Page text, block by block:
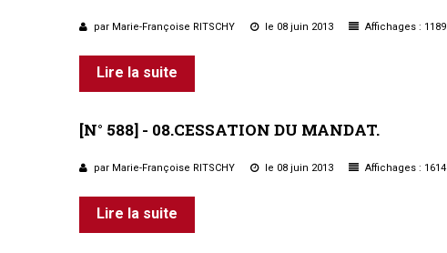
par Marie-Françoise RITSCHY le 08 juin 2013 Affichages : 1189
Lire la suite
[N° 588] - 08.CESSATION DU MANDAT.
par Marie-Françoise RITSCHY le 08 juin 2013 Affichages : 1614
Lire la suite